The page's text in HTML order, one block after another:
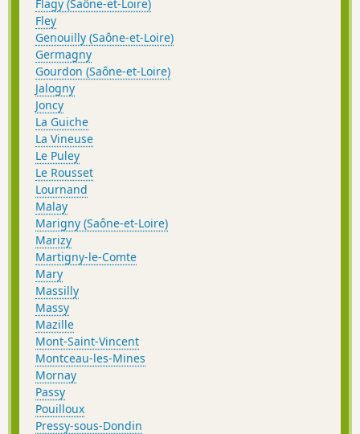
Flagy (Saône-et-Loire)
Fley
Genouilly (Saône-et-Loire)
Germagny
Gourdon (Saône-et-Loire)
Jalogny
Joncy
La Guiche
La Vineuse
Le Puley
Le Rousset
Lournand
Malay
Marigny (Saône-et-Loire)
Marizy
Martigny-le-Comte
Mary
Massilly
Massy
Mazille
Mont-Saint-Vincent
Montceau-les-Mines
Mornay
Passy
Pouilloux
Pressy-sous-Dondin